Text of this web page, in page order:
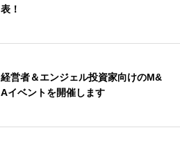
表！
経営者＆エンジェル投資家向けのM&
Aイベントを開催します